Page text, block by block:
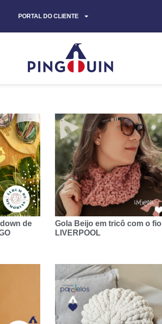
PORTAL DO CLIENTE
de
Gola Beijo em tricô com o fio
LIVERPOOL